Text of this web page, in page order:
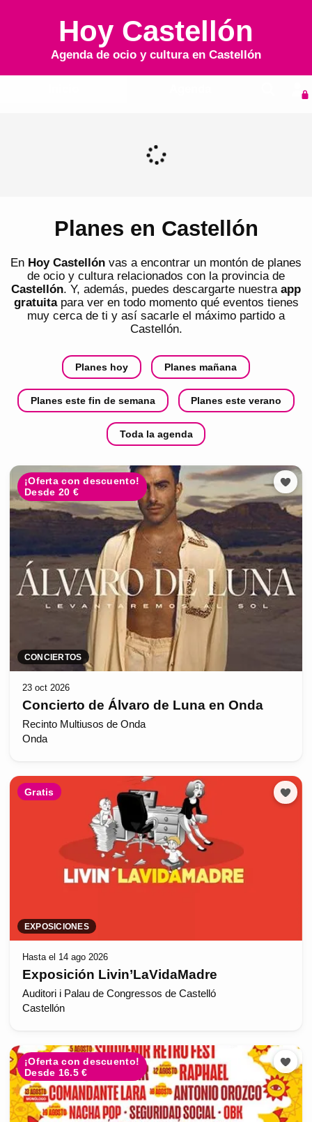
Hoy Castellón
Agenda de ocio y cultura en Castellón
Planes en Castellón
En Hoy Castellón vas a encontrar un montón de planes
de ocio y cultura relacionados con la provincia de
Castellón. Y, además, puedes descargarte nuestra app
gratuitapara ver en todo momento qué eventos tienes
muy cerca de ti y así sacarle el máximo partido a
Castellón.
Planes hoy Planes mañana
Planes este fin de semana Planes este verano
Toda la agenda
¡Oferta con descuento!
Desde 20 €
CONCIERTOS
23 oct 2026
Concierto de Álvaro de Luna en Onda
Recinto Multiusos de Onda
Onda
Gratis
EXPOSICIONES
Hasta el 14 ago 2026
Exposición Livin’LaVidaMadre
Auditori i Palau de Congressos de Castelló
Castellón
¡Oferta con descuento!
Desde 16.5 €